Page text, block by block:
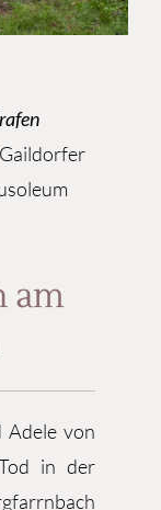
am
Adele von
in der